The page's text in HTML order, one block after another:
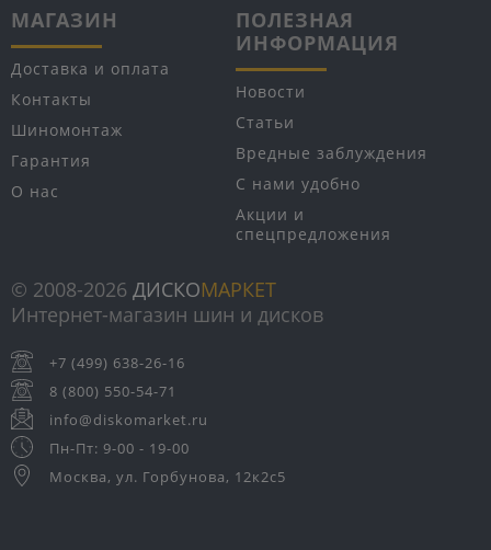
МАГАЗИН
Доставка и оплата
Контакты
Шиномонтаж
Гарантия
О нас
ПОЛЕЗНАЯ
ИНФОРМАЦИЯ
Новости
Статьи
Вредные заблуждения
С нами удобно
Акции и
спецпредложения
© 2008-2026 ДИСКОМАРКЕТ
Интернет-магазин шин и дисков
+7 (499) 638-26-16
8 (800) 550-54-71
info@diskomarket.ru
Пн-Пт: 9-00 - 19-00
Москва, ул. Горбунова, 12к2с5